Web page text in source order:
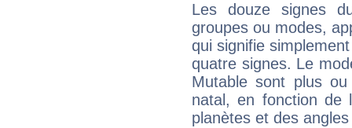
Les douze signes
groupes ou modes,
qui signifie
quatre signes. Le
Mutable sont plus
natal, en fonction de
planètes et des